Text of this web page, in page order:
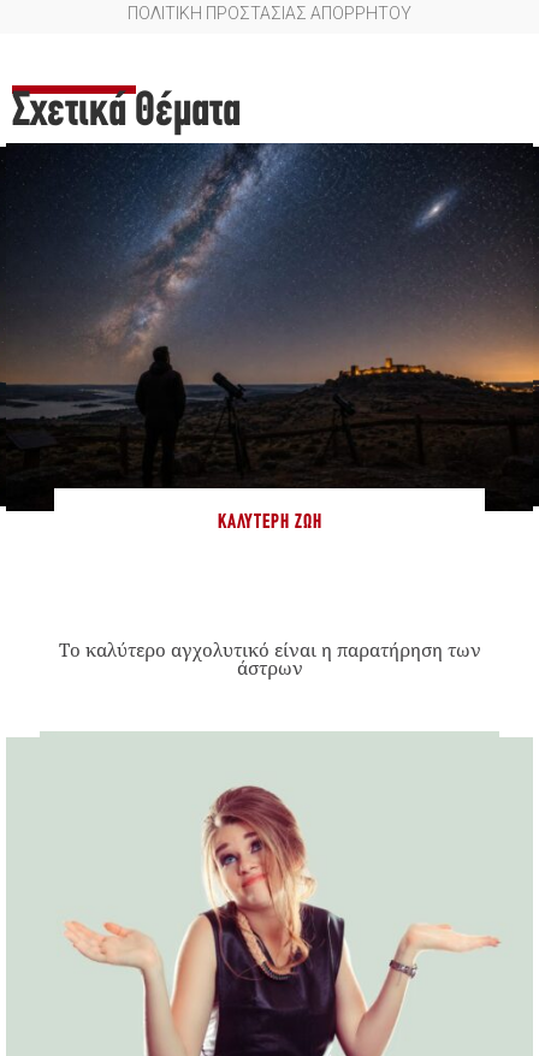
ΠΟΛΙΤΙΚΗ ΠΡΟΣΤΑΣΙΑΣ ΑΠΟΡΡΗΤΟΥ
Σχετικά Θέματα
ΚΑΛΎΤΕΡΗ ΖΩΉ
Το καλύτερο αγχολυτικό είναι η παρατήρηση των
άστρων